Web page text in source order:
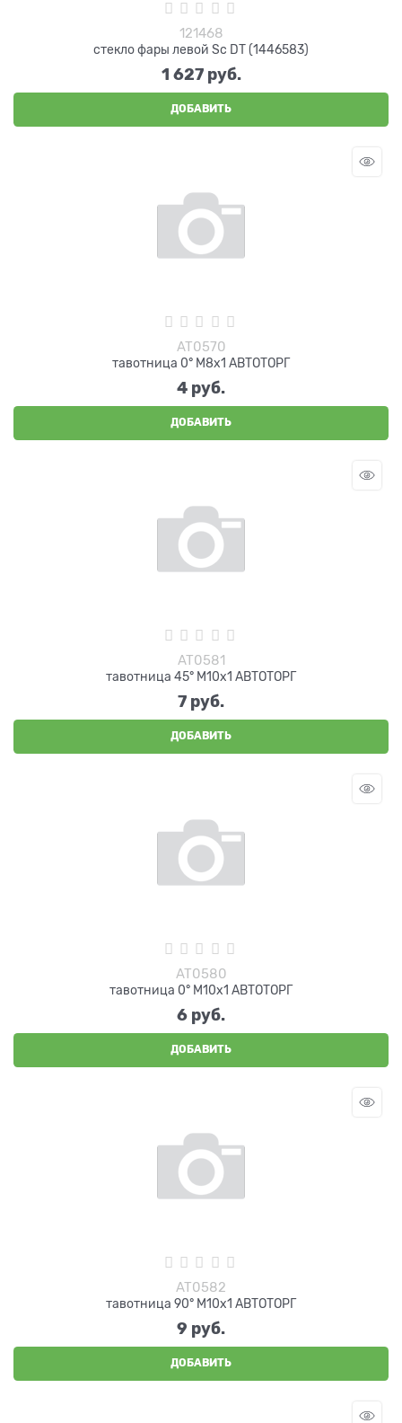
121468
стекло фары левой Sc DT (1446583)
1 627 руб.
ДОБАВИТЬ
AT0570
тавотница 0° M8х1 АВТОТОРГ
4 руб.
ДОБАВИТЬ
AT0581
тавотница 45° М10х1 АВТОТОРГ
7 руб.
ДОБАВИТЬ
AT0580
тавотница 0° М10х1 АВТОТОРГ
6 руб.
ДОБАВИТЬ
AT0582
тавотница 90° М10х1 АВТОТОРГ
9 руб.
ДОБАВИТЬ